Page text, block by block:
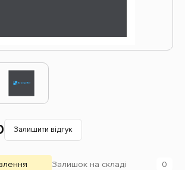
Залишити відгук
Залишок на складі 0